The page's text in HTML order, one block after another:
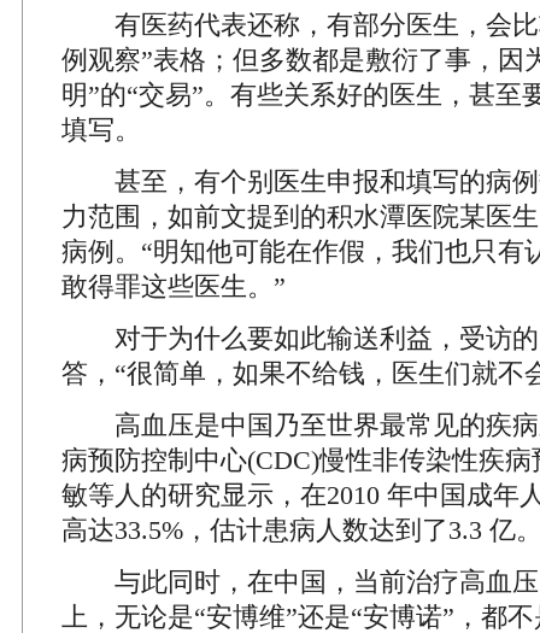
有医药代表还称，有部分医生，会比
例观察”表格；但多数都是敷衍了事，因
明”的“交易”。有些关系好的医生，甚至
填写。
甚至，有个别医生申报和填写的病例
力范围，如前文提到的积水潭医院某医
病例。“明知他可能在作假，我们也只有
敢得罪这些医生。”
对于为什么要如此输送利益，受访的
答，“很简单，如果不给钱，医生们就不
高血压是中国乃至世界最常见的疾病
病预防控制中心(CDC)慢性非传染性疾
敏等人的研究显示，在2010 年中国成年
高达33.5%，估计患病人数达到了3.3 亿
与此同时，在中国，当前治疗高血压
上，无论是“安博维”还是“安博诺”，都